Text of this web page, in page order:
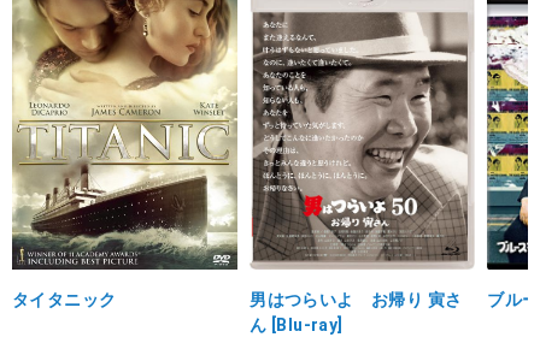
タイタニック
男はつらいよ お帰り 寅さ
ん [Blu-ray]
ブル